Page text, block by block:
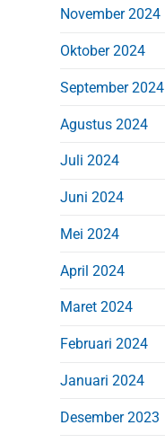
November 2024
Oktober 2024
September 2024
Agustus 2024
Juli 2024
Juni 2024
Mei 2024
April 2024
Maret 2024
Februari 2024
Januari 2024
Desember 2023